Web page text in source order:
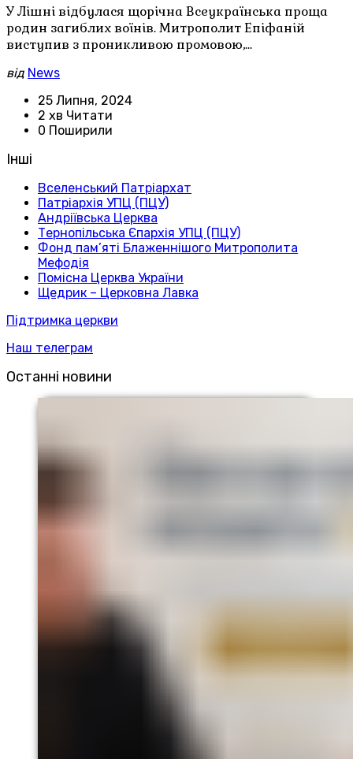
У Лішні відбулася щорічна Всеукраїнська проща
родин загиблих воїнів. Митрополит Епіфаній
виступив з проникливою промовою,…
від News
25 Липня, 2024
2 хв Читати
0 Поширили
Інші
Вселенський Патріархат
Патріархія УПЦ (ПЦУ)
Андріївська Церква
Тернопільська Єпархія УПЦ (ПЦУ)
Фонд пам’яті Блаженнішого Митрополита
Мефодія
Помісна Церква України
Щедрик – Церковна Лавка
Підтримка церкви
Наш телеграм
Останні новини